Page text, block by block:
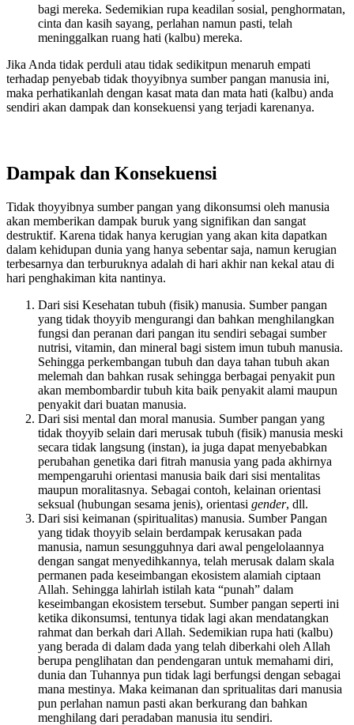
bagi mereka. Sedemikian rupa keadilan sosial, penghormatan,
cinta dan kasih sayang, perlahan namun pasti, telah
meninggalkan ruang hati (kalbu) mereka.
Jika Anda tidak perduli atau tidak sedikitpun menaruh empati
terhadap penyebab tidak thoyyibnya sumber pangan manusia ini,
maka perhatikanlah dengan kasat mata dan mata hati (kalbu) anda
sendiri akan dampak dan konsekuensi yang terjadi karenanya.
Dampak dan Konsekuensi
Tidak thoyyibnya sumber pangan yang dikonsumsi oleh manusia
akan memberikan dampak buruk yang signifikan dan sangat
destruktif. Karena tidak hanya kerugian yang akan kita dapatkan
dalam kehidupan dunia yang hanya sebentar saja, namun kerugian
terbesarnya dan terburuknya adalah di hari akhir nan kekal atau di
hari penghakiman kita nantinya.
Dari sisi Kesehatan tubuh (fisik) manusia. Sumber pangan
yang tidak thoyyib mengurangi dan bahkan menghilangkan
fungsi dan peranan dari pangan itu sendiri sebagai sumber
nutrisi, vitamin, dan mineral bagi sistem imun tubuh manusia.
Sehingga perkembangan tubuh dan daya tahan tubuh akan
melemah dan bahkan rusak sehingga berbagai penyakit pun
akan membombardir tubuh kita baik penyakit alami maupun
penyakit dari buatan manusia.
Dari sisi mental dan moral manusia. Sumber pangan yang
tidak thoyyib selain dari merusak tubuh (fisik) manusia meski
secara tidak langsung (instan), ia juga dapat menyebabkan
perubahan genetika dari fitrah manusia yang pada akhirnya
mempengaruhi orientasi manusia baik dari sisi mentalitas
maupun moralitasnya. Sebagai contoh, kelainan orientasi
seksual (hubungan sesama jenis), orientasi gender, dll.
Dari sisi keimanan (spiritualitas) manusia. Sumber Pangan
yang tidak thoyyib selain berdampak kerusakan pada
manusia, namun sesungguhnya dari awal pengelolaannya
dengan sangat menyedihkannya, telah merusak dalam skala
permanen pada keseimbangan ekosistem alamiah ciptaan
Allah. Sehingga lahirlah istilah kata “punah” dalam
keseimbangan ekosistem tersebut. Sumber pangan seperti ini
ketika dikonsumsi, tentunya tidak lagi akan mendatangkan
rahmat dan berkah dari Allah. Sedemikian rupa hati (kalbu)
yang berada di dalam dada yang telah diberkahi oleh Allah
berupa penglihatan dan pendengaran untuk memahami diri,
dunia dan Tuhannya pun tidak lagi berfungsi dengan sebagai
mana mestinya. Maka keimanan dan spritualitas dari manusia
pun perlahan namun pasti akan berkurang dan bahkan
menghilang dari peradaban manusia itu sendiri.